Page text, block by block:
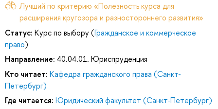
Лучший по критерию «Полезность курса для
расширения кругозора и разностороннего развития»
Статус: Курс по выбору (Гражданское и коммерческое
право)
Направление: 40.04.01. Юриспруденция
Кто читает: Кафедра гражданского права (Санкт-
Петербург)
Где читается: Юридический факультет (Санкт-Петербург)